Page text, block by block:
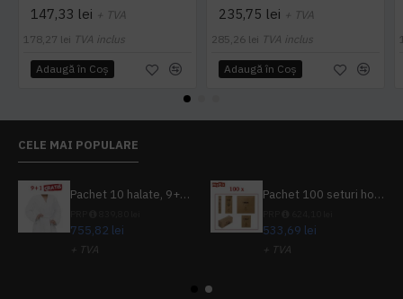
147,33 lei + TVA
178,27 lei TVA inclus
Adaugă în Coş
235,75 lei + TVA
285,26 lei TVA inclus
Adaugă în Coş
CELE MAI POPULARE
Pachet 10 halate, 9+1 gratuit
755,82 lei
+ TVA
Pachet 100 seturi hoteliere, set dentar, set barbierit, casca de dus, pila unghii, set cusut
533,69 lei
+ TVA